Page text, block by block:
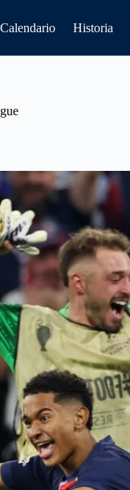
Calendario Historia